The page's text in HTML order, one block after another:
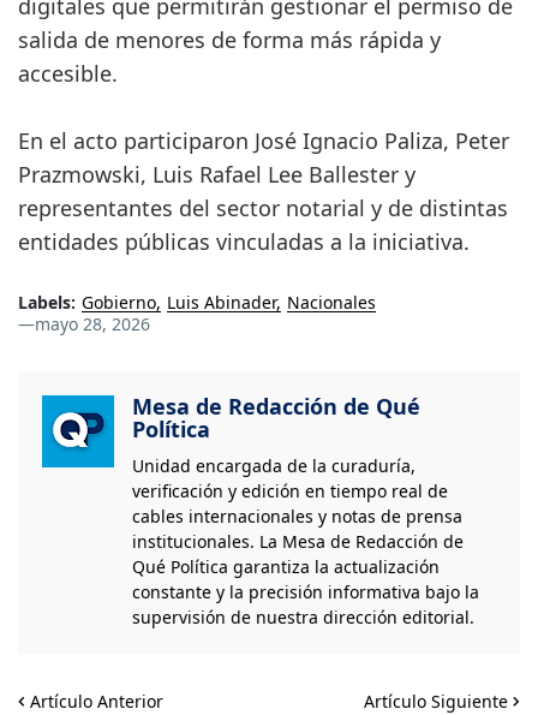
digitales que permitirán gestionar el permiso de
salida de menores de forma más rápida y
accesible.
En el acto participaron José Ignacio Paliza, Peter
Prazmowski, Luis Rafael Lee Ballester y
representantes del sector notarial y de distintas
entidades públicas vinculadas a la iniciativa.
Labels: Gobierno Luis Abinader Nacionales
—mayo 28, 2026
Mesa de Redacción de Qué
Política
Unidad encargada de la curaduría,
verificación y edición en tiempo real de
cables internacionales y notas de prensa
institucionales. La Mesa de Redacción de
Qué Política garantiza la actualización
constante y la precisión informativa bajo la
supervisión de nuestra dirección editorial.
Artículo Anterior Artículo Siguiente